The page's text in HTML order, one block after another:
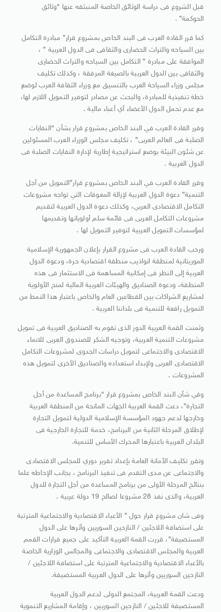
قبل الشروع فى دراسة الوثائق الخاصة المنبثقه عنها “وثائق
الحوكمة” .
كما قرر القادة العرب فى البند الخاص بمشروع قرار” مبادرة التكامل
بين السياحه والتراث الحضارى والثقافى فى الدول العربية ” ،
الموافقة على مبادرة ” التكامل بين السياحه والتراث الحضارى
والثقافى بين الدول العربية بالصيغة المرفقة ، وكذلك تكليف
مجلس وزراء السياحة العرب بالتنسيق مع وزراء الثقافة العرب لوضع
خطة تنفيذية للمبادرة، والبحث عن مصادر لتوفير التمويل اللازم لها،
مع عدم تحمل الدول الأعضاء أي أعباء مالية .
وقرر القادة العرب في البند الخاص بمشروع قرار بشأن “النفايات
الصلبة فى العالم العربى” ، تكليف مجلس الوزراء العرب المسئولين
عن شئون البيئة بوضع استراتيجية إطارية لإدارة النفايات الصلبة فى
الدول العربية .
وقرر القادة العرب في البند الخاص بمشروع قرار”التمويل من أجل
التنمية” دعوة الدول العربية لإزالة المعوقات التي تواجه مشروعات
التكامل الاقتصادى العربي، وكذلك دعوة الدول العربية لتقديم
مشروعات التكامل العربى فى قائمة سلم أولوياتها وتقديمها
لمؤسسات التمويل العربية لتوفير التمويل لها .
ورحب القادة العرب فى مشروع القرار بإعلان الجمهورية الإسلامية
الموريتانية لمنطقة انواذيب منطقة اقتصادية حرة، ودعوة الدول
العربية إلى النظر فى إمكانية المساهمة فى الاستثمار فى هذه
المنطقة، ودعوة الصناديق والهيئات العربية المالية لمنح الأولوية
لمشاريع الشراكات بين القطاعين العام والخاص باعتبار هذا النمط من
التمويل رافعة للتنمية فى بلداننا العربية .
وثمنت القمة العربية الدور الذى تقوم به الصناديق العربية فى تمويل
مشروعات التنمية العربية، وتوجيه الشكر للصندوق العربى للانماء
الاقتصادى والاجتماعى لتمويل دراسات الجدوى لمشروعات التكامل
الاقتصادى العربى ولإبداء استعداده والصناديق الأخرى لتمويل هذه
المشروعات .
وفي شأن البند الخاص بمشروع قرار “برنامج المساعدة من أجل
التجارة”، دعت القمة العربية الجهات المانحة من المنطقة العربية
وخارجها لدعم جهود المؤسسة الإسلامية الدولية لتمويل التجارة
لإطلاق المرحلة الثانية من البرنامج، خدمة للتجارة الخارجية فى
البلدان العربية باعتبارها المحرك الأساس للتنمية.
وتقرر تكليف الأمانة العامة بإعداد تقرير دوري للمجلس الاقتصادى
والاجتماعى عن مدى التقدم فى تنفيذ البرنامج ، بجانب الإحاطه علما
بنتائج المرحلة الأولى من برنامج المساعدة من أجل التجارة للدول
العربية، والذى نفذ 28 مشروعا لصالح 19 دولة عربية .
وفى شان مشروع قرار حول ” الأعباء الاقتصادية والاجتماعية المترتبة
على استضافة اللاجئين / النازحين السوريين وأثرها على الدول
المستضيفة”، قررت القمة العربية التأكيد على جميع قرارات القمم
العربية والمجلس الاقتصادى والاجتماعى والمجالس الوزارية الخاصة
بالأعباء الاقتصادية والاجتماعية المترتبة على استضافة اللاجئين /
النازحين السوريين وأثرها على الدول العربية المستضيفة.
ودعت القمة العربية، المجتمع الدولى لدعم الدول العربية
المستضيفة للاجئين / النازحين السوريين ، وإقامة المشاريع التنموية